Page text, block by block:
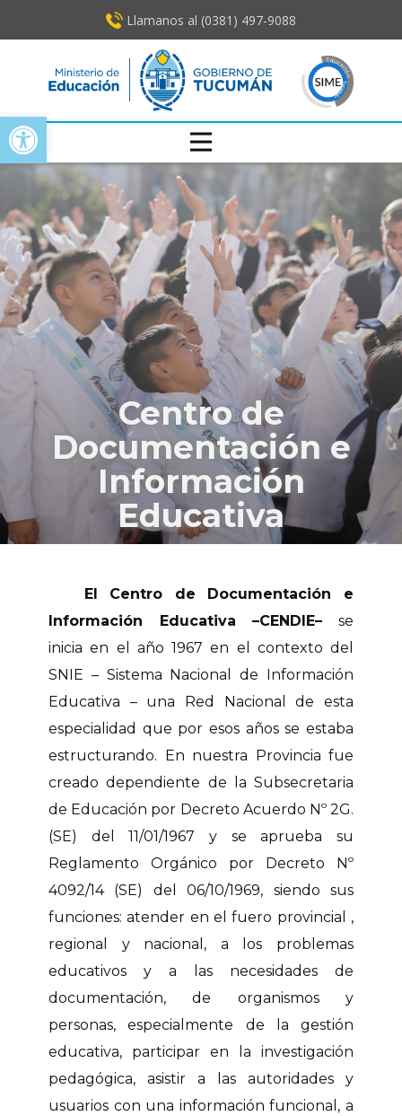
Open toolbar
Llamanos al (0381) ​497-9088
Centro de
Documentación e
Información
Educativa
El Centro de Documentación e
Información Educativa –CENDIE​– se
inicia en el año 1967 en el contexto del
SNIE – Sistema Nacional de Información
Educativa – una Red Nacional de esta
especialidad que por esos años se estaba
estructurando. En nuestra Provincia fue
creado dependiente de la Subsecretaria
de Educación por Decreto Acuerdo Nº 2G.
(SE) del 11/01/1967 y se aprueba su
Reglamento Orgánico por Decreto Nº
4092/14 (SE) del 06/10/1969, siendo sus
funciones: atender en el fuero provincial ,
regional y nacional, a los problemas
educativos y a las necesidades de
documentación, de organismos y
personas, especialmente de la gestión
educativa, participar en la investigación
pedagógica, asistir a las autoridades y
usuarios con una información funcional, a